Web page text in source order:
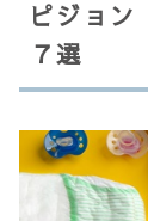
ピジョ
７選